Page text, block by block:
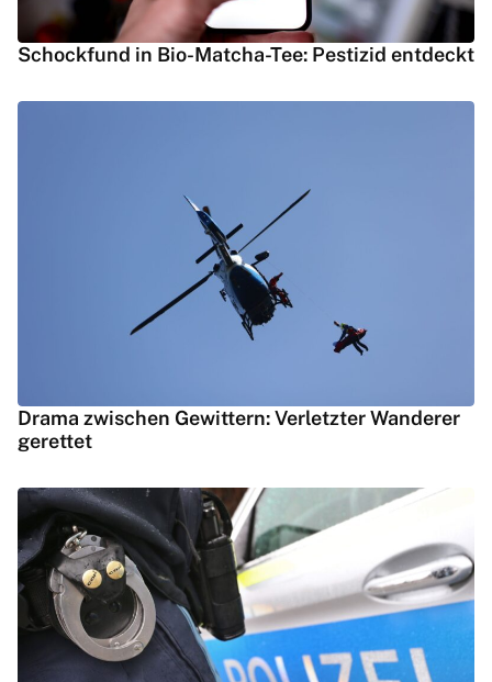
Schockfund in Bio-Matcha-Tee: Pestizid entdeckt
Drama zwischen Gewittern: Verletzter Wanderer
gerettet